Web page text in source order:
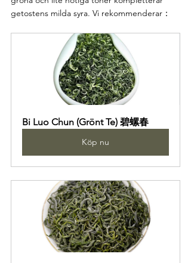
getostens milda syra. Vi rekommenderar：
Bi Luo Chun (Grönt Te) 碧螺春
Köp nu